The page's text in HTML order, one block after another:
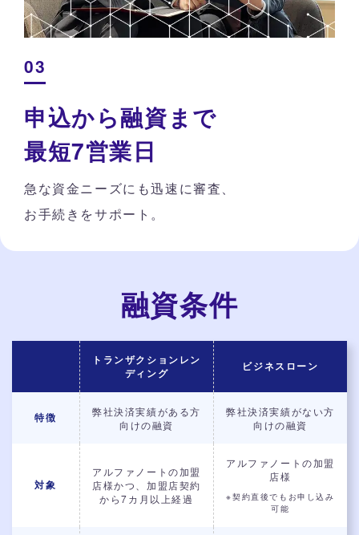
03
申込から融資まで
最短7営業日
急な資金ニーズにも迅速に審査、
お手続きをサポート。
融資条件
トランザクションレン
ディング
ビジネスローン
特徴
弊社決済実績がある方
向けの融資
弊社決済実績がない方
向けの融資
対象
アルファノートの加盟
店様かつ、 加盟店契約
から7カ月以上経過
アルファノートの加盟
店様
※契約直後でもお申し込み
可能